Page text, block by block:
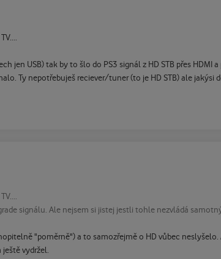
jen USB) tak by to šlo do PS3 signál z HD STB přes
Ty nepotřebuješ reciever/tuner (to je HD STB) ale jakýsi
signálu. Ale nejsem si jistej jestli tohle nezvládá samotný
"poměrně") a to samozřejmě o HD vůbec
vydržel.